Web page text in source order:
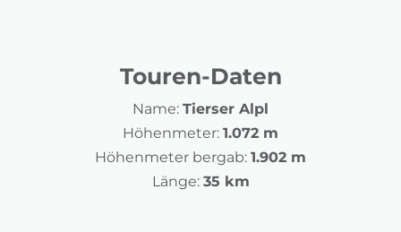
Touren-Daten
Name: Tierser Alpl
Höhenmeter: 1.072 m
Höhenmeter bergab: 1.902 m
Länge: 35 km